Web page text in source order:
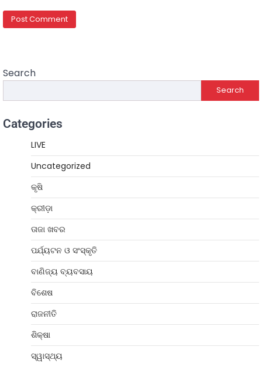
Search
Search
Categories
LIVE
Uncategorized
କୃଷି
କ୍ରୀଡ଼ା
ତାଜା ଖବର
ପର୍ଯ୍ୟଟନ ଓ ସଂସ୍କୃତି
ବାଣିଜ୍ୟ ବ୍ୟବସାୟ
ବିଶେଷ
ରାଜନୀତି
ଶିକ୍ଷା
ସ୍ୱାସ୍ଥ୍ୟ